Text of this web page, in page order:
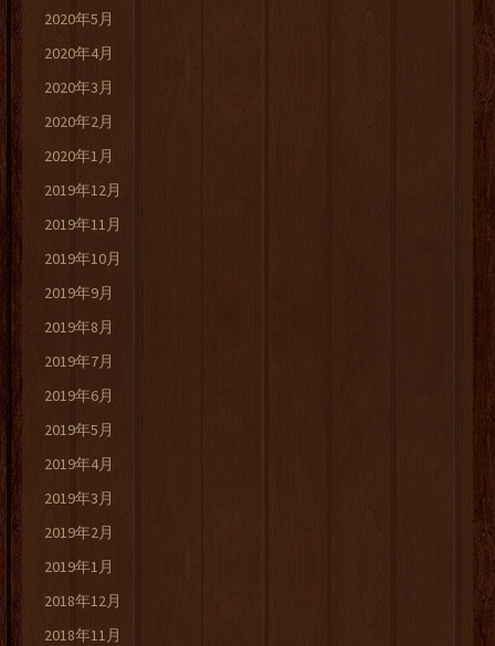
2020年5月
2020年4月
2020年3月
2020年2月
2020年1月
2019年12月
2019年11月
2019年10月
2019年9月
2019年8月
2019年7月
2019年6月
2019年5月
2019年4月
2019年3月
2019年2月
2019年1月
2018年12月
2018年11月